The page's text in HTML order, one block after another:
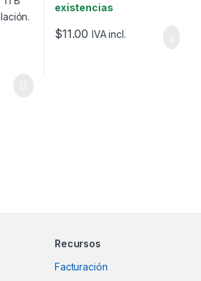
existencias
$11.00 IVA incl.
Recursos
Facturación